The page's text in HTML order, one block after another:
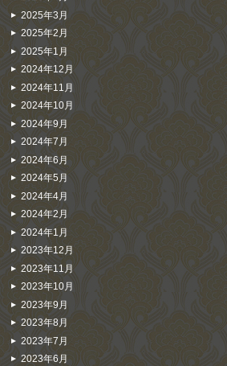
2025年3月
2025年2月
2025年1月
2024年12月
2024年11月
2024年10月
2024年9月
2024年7月
2024年6月
2024年5月
2024年4月
2024年2月
2024年1月
2023年12月
2023年11月
2023年10月
2023年9月
2023年8月
2023年7月
2023年6月